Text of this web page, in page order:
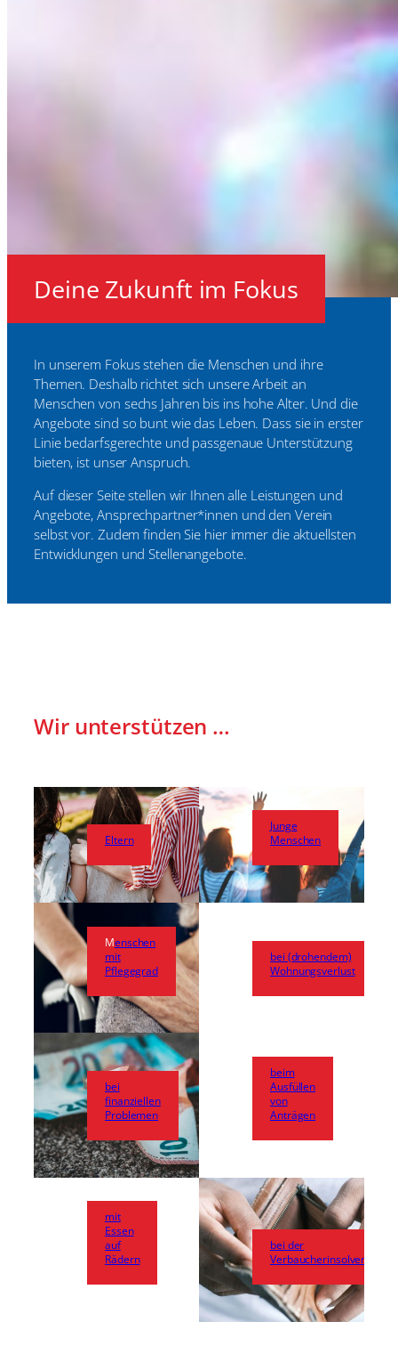
Deine Zukunft im Fokus
In unserem Fokus stehen die Menschen und ihre
Themen. Deshalb richtet sich unsere Arbeit an
Menschen von sechs Jahren bis ins hohe Alter. Und die
Angebote sind so bunt wie das Leben. Dass sie in erster
Linie bedarfsgerechte und passgenaue Unterstützung
bieten, ist unser Anspruch.
Auf dieser Seite stellen wir Ihnen alle Leistungen und
Angebote, Ansprechpartner*innen und den Verein
selbst vor. Zudem finden Sie hier immer die aktuellsten
Entwicklungen und Stellenangebote.
Wir unterstützen …
Eltern
Junge
Menschen
Menschen
mit
Pflegegrad
bei (drohendem)
Wohnungsverlust
bei
finanziellen
Problemen
beim
Ausfüllen
von
Anträgen
mit
Essen
auf
Rädern
bei der
Verbaucherinsolvenz